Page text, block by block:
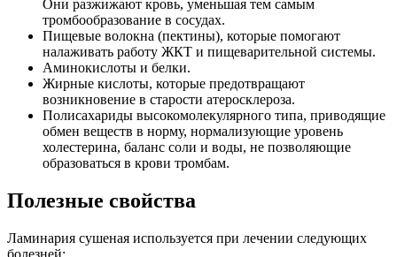
Они разжижают кровь, уменьшая тем самым
тромбообразование в сосудах.
Пищевые волокна (пектины), которые помогают
налаживать работу ЖКТ и пищеварительной системы.
Аминокислоты и белки.
Жирные кислоты, которые предотвращают
возникновение в старости атеросклероза.
Полисахариды высокомолекулярного типа, приводящие
обмен веществ в норму, нормализующие уровень
холестерина, баланс соли и воды, не позволяющие
образоваться в крови тромбам.
Полезные свойства
Ламинария сушеная используется при лечении следующих
болезней: